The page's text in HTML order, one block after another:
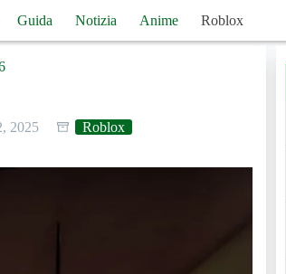
Guida Notizia Anime Roblox
2025 Roblox